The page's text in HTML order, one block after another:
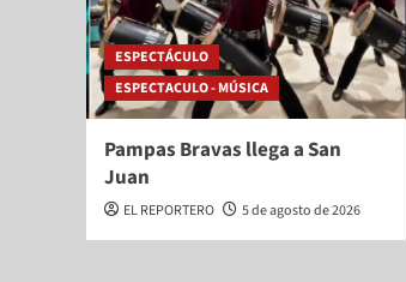
ESPECTÁCULO
ESPECTACULO - MÚSICA
Pampas Bravas llega a San
Juan
EL REPORTERO 5 de agosto de 2026